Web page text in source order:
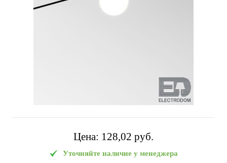
Цена: 128,02 pуб.
Уточняйте наличие у менеджера